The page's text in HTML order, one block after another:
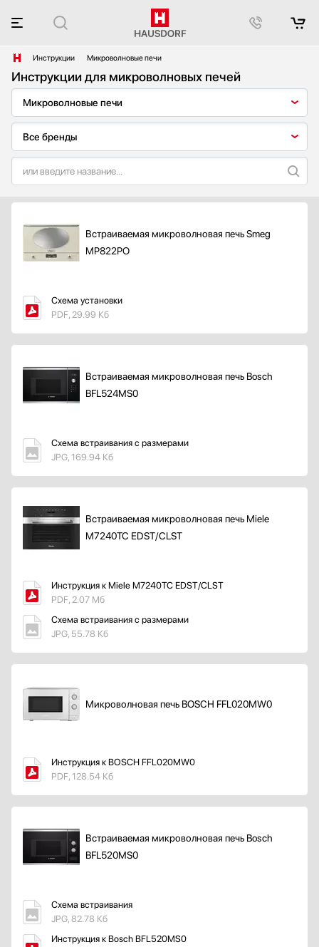
Инструкции Микроволновые печи
Инструкции для микроволновых печей
Встраиваемая микроволновая печь Smeg
MP822PO
Схема установки
PDF, 29.99 Кб
Встраиваемая микроволновая печь Bosch
BFL524MS0
Схема встраивания с размерами
JPG, 169.94 Кб
Встраиваемая микроволновая печь Miele
M7240TC EDST/CLST
Инструкция к Miele M7240TC EDST/CLST
PDF, 2.07 Мб
Схема встраивания с размерами
JPG, 55.78 Кб
Микроволновая печь BOSCH FFL020MW0
Инструкция к BOSCH FFL020MW0
PDF, 128.54 Кб
Встраиваемая микроволновая печь Bosch
BFL520MS0
Схема встраивания
JPG, 82.78 Кб
Инструкция к Bosch BFL520MS0